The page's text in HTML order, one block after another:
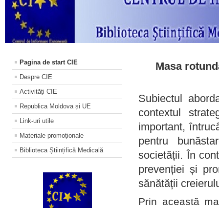
Pagina de start CIE
Despre CIE
Activități CIE
Republica Moldova și UE
Link-uri utile
Materiale promoţionale
Biblioteca Științifică Medicală
Masa
Subiectul
contextul
important,
pentru
societății. În
prevenției și
sănătății
Prin această